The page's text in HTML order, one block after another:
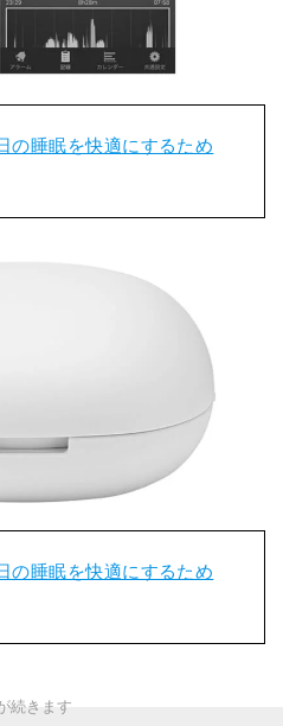
の睡眠を快適にするため
の睡眠を快適にするため